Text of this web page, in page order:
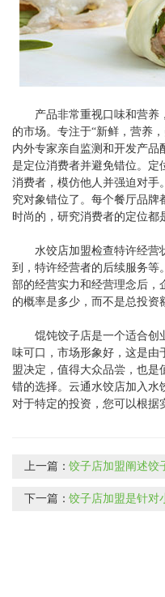
产品非常重视口味和营养
的市场。专注于“新鲜，营养
内外专家亲自监测和开发产品
是定位消费者并避免错位。定
消费者，模仿他人并强迫对手
究对象错位了。每个餐厅品牌
时尚的，研究消费者的定位都
水饺店加盟检查特许经营
到，特许经营者的后续服务等
部的经营实力和经营理念后，
的概率是多少，而不是总投资
馄饨饺子店是一个适合创
味可口，市场形象好，这是由
盟决定，值得大众品尝，也是
错的选择。云通水饺店加入水
对于特定的投资，您可以根据
上一篇：饺子店加盟阐述饺
下一篇：饺子店加盟是针对